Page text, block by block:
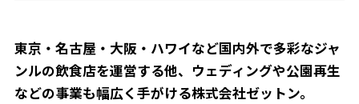
東京・名古屋・大阪・ハワイなど国内外で多彩なジャ
ンルの飲食店を運営する他、ウェディングや公園再生
などの事業も幅広く手がける株式会社ゼットン。